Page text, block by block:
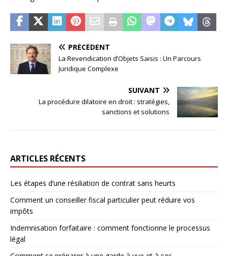
PRÉCÉDENT
La Revendication d’Objets Saisis : Un Parcours
Juridique Complexe
SUIVANT
La procédure dilatoire en droit : stratégies,
sanctions et solutions
ARTICLES RÉCENTS
Les étapes d’une résiliation de contrat sans heurts
Comment un conseiller fiscal particulier peut réduire vos
impôts
Indemnisation forfaitaire : comment fonctionne le processus
légal